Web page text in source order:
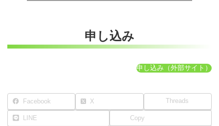
申し込み
申し込み（外部サイト）
Facebook X Threads
LINE Copy